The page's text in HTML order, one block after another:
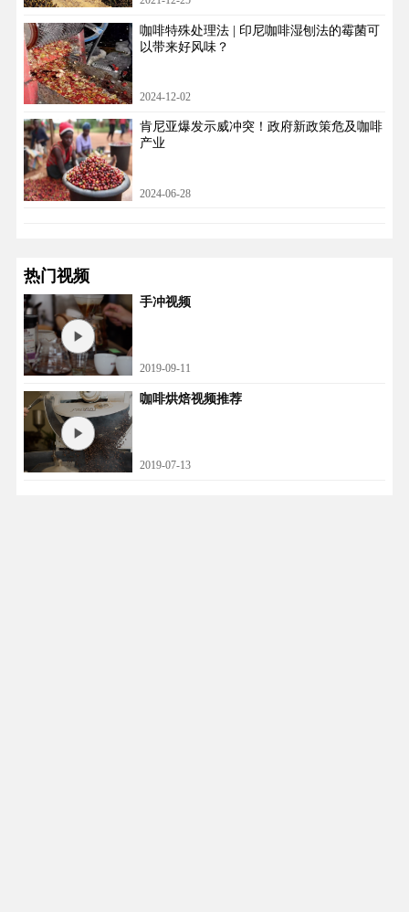
咖啡特殊处理法 | 印尼咖啡湿刨法的霉菌可
以带来好风味？
2024-12-02
肯尼亚爆发示威冲突！政府新政策危及咖啡
产业
2024-06-28
热门视频
手冲视频
2019-09-11
咖啡烘焙视频推荐
2019-07-13